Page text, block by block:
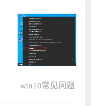
win10常见问题